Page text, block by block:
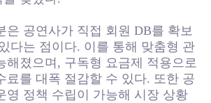
은 공연사가 직접 회원 DB를 확보
다는 점이다. 이를 통해 맞춤형 관
해졌으며, 구독형 요금제 적용으로
료를 대폭 절감할 수 있다. 또한 공
영 정책 수립이 가능해 시장 상황